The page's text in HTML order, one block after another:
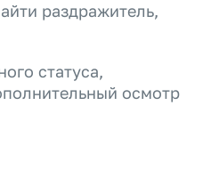
раздражитель,
статуса,
осмотр